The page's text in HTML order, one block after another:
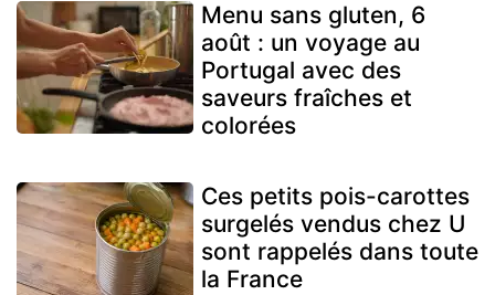
Menu sans gluten, 6
août : un voyage au
Portugal avec des
saveurs fraîches et
colorées
Ces petits pois-carottes
surgelés vendus chez U
sont rappelés dans toute
la France